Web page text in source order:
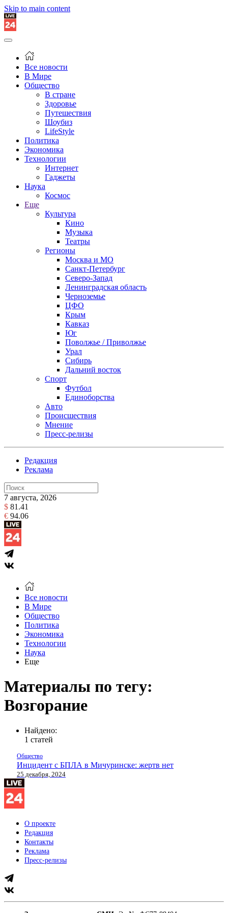
Skip to main content
Все новости
В Мире
Общество
В стране
Здоровье
Путешествия
Шоубиз
LifeStyle
Политика
Экономика
Технологии
Интернет
Гаджеты
Наука
Космос
Еще
Культура
Кино
Музыка
Театры
Регионы
Москва и МО
Санкт-Петербург
Северо-Запад
Ленинградская область
Черноземье
ЦФО
Крым
Кавказ
Юг
Поволжье / Приволжье
Урал
Сибирь
Дальний восток
Спорт
Футбол
Единоборства
Авто
Происшествия
Мнение
Пресс-релизы
Редакция
Реклама
7 августа, 2026
$ 81.41
€ 94.06
Все новости
В Мире
Общество
Политика
Экономика
Технологии
Наука
Еще
Материалы по тегу:
Возгорание
Найдено:
1 статей
Общество
Инцидент с БПЛА в Мичуринске: жертв нет
25 декабря, 2024
О проекте
Редакция
Контакты
Реклама
Пресс-релизы